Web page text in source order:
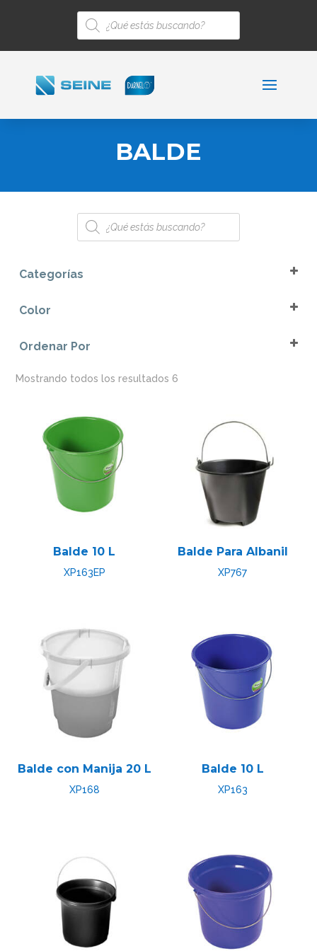
Búsqueda
de
productos
BALDE
Búsqueda
de
productos
Categorías
Color
Gris
Ordenar Por
Mostrando todos los resultados 6
Balde 10 L
XP163EP
Balde Para Albanil
XP767
Balde con Manija 20 L
XP168
Balde 10 L
XP163